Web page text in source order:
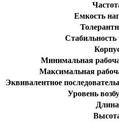
Емкость
Стабильность
Минимальная
Максимальная
Эквивалентное
Уровень